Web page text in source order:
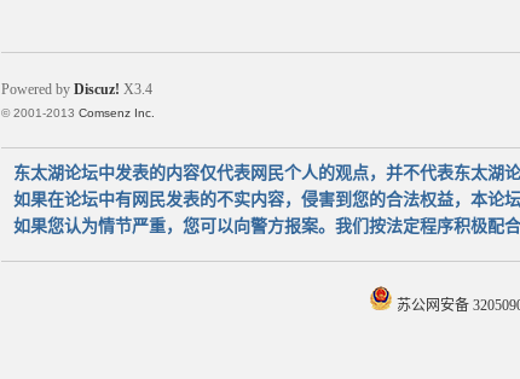
Powered by Discuz! X3.4
© 2001-2013 Comsenz Inc.
东太湖论坛中发表的内容仅代表网民个人的观点，并不代表东太湖
如果在论坛中有网民发表的不实内容，侵害到您的合法权益，本论
如果您认为情节严重，您可以向警方报案。我们按法定程序积极配
苏公网安备